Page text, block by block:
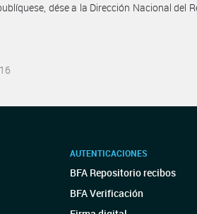
dése a la Dirección Nacional del
AUTENTICACIONES
BFA Repositorio recibos
BFA Verificación